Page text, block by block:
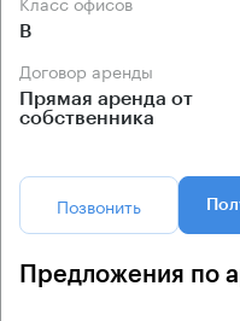
B
Договор аренды
Прямая аренда от
собственника
Позвонить
Предложения по